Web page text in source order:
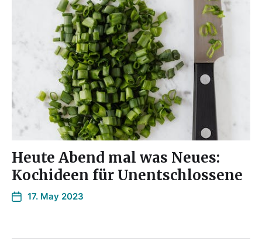
Heute Abend mal was Neues:
Kochideen für Unentschlossene
17. May 2023